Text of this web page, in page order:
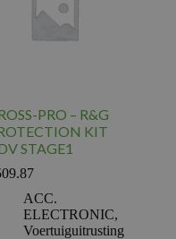
PRO – R&G
KIT
STAGE1
ACC.
ELECTRONIC,
Voertuiguitrusting